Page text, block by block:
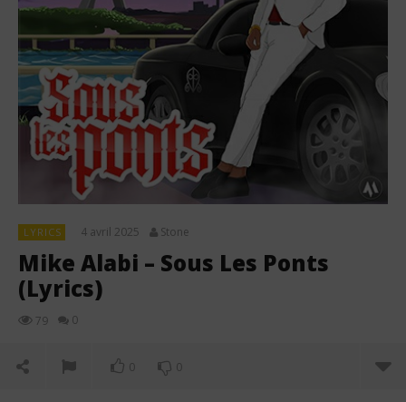
LYRICS 4 avril 2025 Stone
Mike Alabi – Sous Les Ponts
(Lyrics)
79 0
0 0